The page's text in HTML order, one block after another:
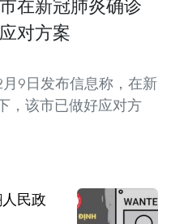
对方案
9日发布信息称，在新
，该市已做好应对方
民政